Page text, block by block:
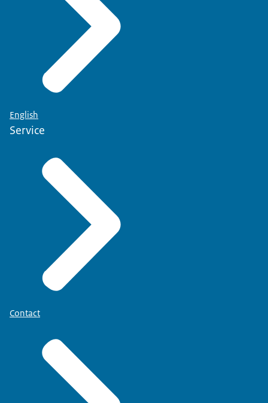
English
Service
Contact